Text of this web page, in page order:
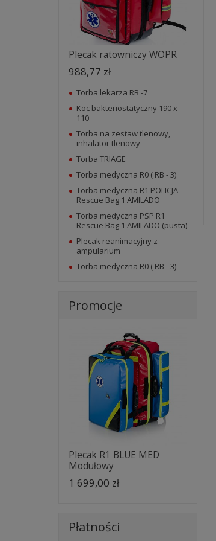
Plecak ratowniczy WOPR
988,77 zł
Torba lekarza RB -7
Koc bakteriostatyczny 190 x
110
Torba na zestaw tlenowy,
inhalator tlenowy
Torba TRIAGE
Torba medyczna R0 ( RB - 3)
Torba medyczna R1 POLICJA
Rescue Bag 1 AMILADO
Torba medyczna PSP R1
Rescue Bag 1 AMILADO (pusta)
Plecak reanimacyjny z
ampularium
Torba medyczna R0 ( RB - 3)
Promocje
Plecak R1 BLUE MED
Modułowy
1 699,00 zł
Płatności